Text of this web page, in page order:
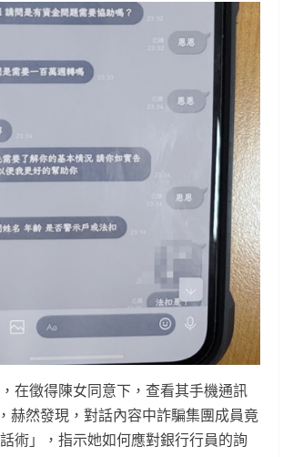
在徵得陳女同意下，查看其手機通訊
赫然發現，對話內容中詐騙集團成員竟
術」，指示她如何應對銀行行員的詢